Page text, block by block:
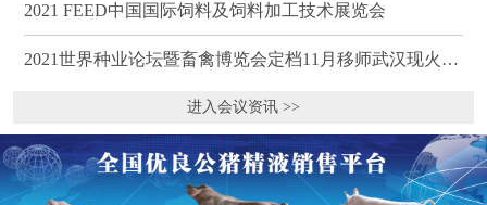
2021 FEED中国国际饲料及饲料加工技术展览会
2021世界种业论坛暨畜禽博览会定档11月移师武汉现火热招商
进入会议资讯 >>